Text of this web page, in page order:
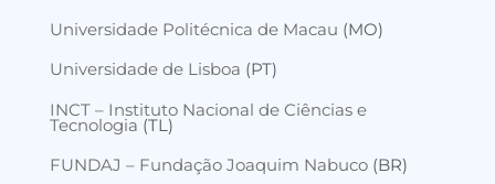
Universidade Politécnica de Macau (MO)
Universidade de Lisboa (PT)
INCT – Instituto Nacional de Ciências e
Tecnologia (TL)
FUNDAJ – Fundação Joaquim Nabuco (BR)